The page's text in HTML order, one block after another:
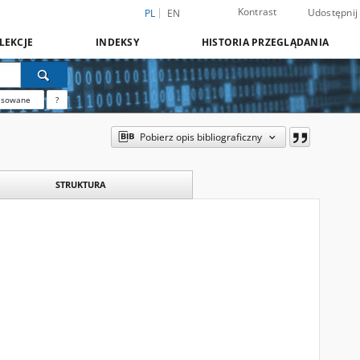
PL EN Kontrast Udostępnij
INDEKSY HISTORIA PRZEGLĄDANIA
?
Pobierz opis bibliograficzny
STRUKTURA